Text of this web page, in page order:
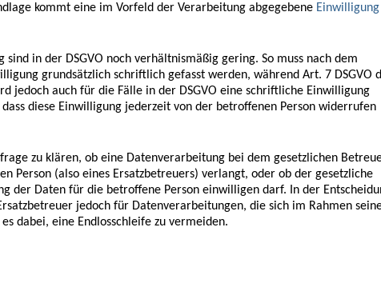
kommt eine im Vorfeld der Verarbeitung abgegebene Einwilligung
in der DSGVO noch verhältnismäßig gering. So muss nach dem
grundsätzlich schriftlich gefasst werden, während Art. 7 DSGVO
jedoch auch für die Fälle in der DSGVO eine schriftliche Einwilligung
diese Einwilligung jederzeit von der betroffenen Person widerrufen
zu klären, ob eine Datenverarbeitung bei dem gesetzlichen
Person (also eines Ersatzbetreuers) verlangt, oder ob der gesetzliche
der Daten für die betroffene Person einwilligen darf. In der
jedoch für Datenverarbeitungen, die sich im Rahmen
dabei, eine Endlosschleife zu vermeiden.